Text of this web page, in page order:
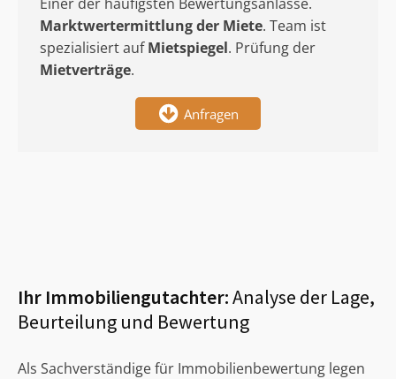
Marktwertermittlungder Miete. Team ist
spezialisiert aufMietspiegel. Prüfung der
Mietverträge.
Anfragen
Ihr Immobiliengutachter:Analyse der Lage,
Beurteilung und Bewertung
Als Sachverständige für Immobilienbewertung legen